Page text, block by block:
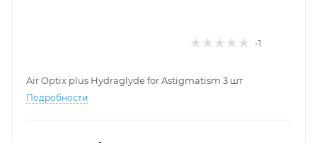
-1
Air Optix plus Hydraglyde for Astigmatism 3 шт
Подробности